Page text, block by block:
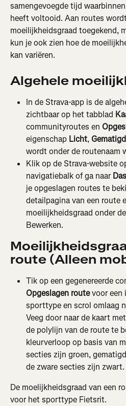
samengevoegde tijd
heeft voltooid. Aan routes
moeilijkheidsgraad toegekend,
kun je ook zien hoe de
kan variëren.
Algehele
In de Strava-app is de
zichtbaar op het tabblad
communityroutes en
eigenschap Licht, Gematigd
wordt onder de routenaam
Klik op de Strava-website
navigatiebalk of ga naar
je opgeslagen routes te
detailpagina van een route
moeilijkheidsgraad onder
Bewerken.
route (Alleen
Tik op een gegenereerde
Opgeslagen route voor een
sporttype en scrol omlaag
Veeg door naar de kaart
de polylijn van de route te
kleurverloop op basis van
secties zijn groen,
de zware secties zijn zwart.
De moelijkheidsgraad van een
voor het sporttype Fietsrit.